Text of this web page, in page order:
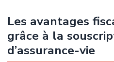
Les avantages
grâce à la
d’assurance-vie